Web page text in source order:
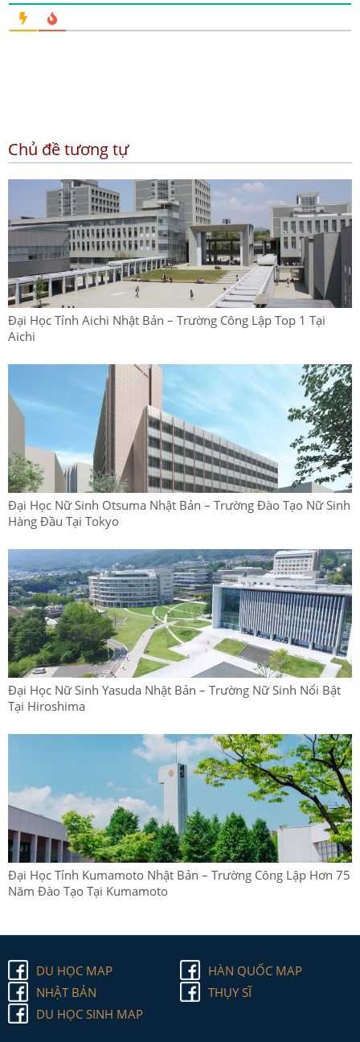
Chủ đề tương tự
Đại Học Tỉnh Aichi Nhật Bản – Trường Công Lập Top 1 Tại
Aichi
Đại Học Nữ Sinh Otsuma Nhật Bản – Trường Đào Tạo Nữ Sinh
Hàng Đầu Tại Tokyo
Đại Học Nữ Sinh Yasuda Nhật Bản – Trường Nữ Sinh Nổi Bật
Tại Hiroshima
Đại Học Tỉnh Kumamoto Nhật Bản – Trường Công Lập Hơn 75
Năm Đào Tạo Tại Kumamoto
DU HỌC MAP
HÀN QUỐC MAP
NHẬT BẢN
THỤY SĨ
DU HỌC SINH MAP